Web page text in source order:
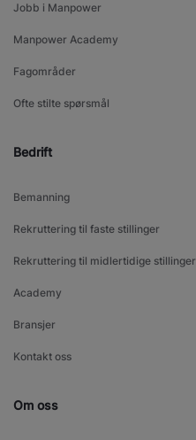
Jobb i Manpower
Manpower Academy
Fagområder
Ofte stilte spørsmål
Bedrift
Bemanning
Rekruttering til faste stillinger
Rekruttering til midlertidige stillinger
Academy
Bransjer
Kontakt oss
Om oss